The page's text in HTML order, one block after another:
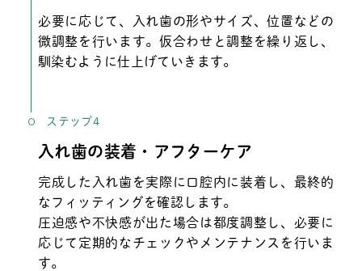
必要に応じて、入れ歯の形やサイズ、位置などの
微調整を行います。仮合わせと調整を繰り返し、
馴染むように仕上げていきます。
ステップ4
入れ歯の装着・アフターケア
完成した入れ歯を実際に口腔内に装着し、最終的
なフィッティングを確認します。
圧迫感や不快感が出た場合は都度調整し、必要に
応じて定期的なチェックやメンテナンスを行いま
す。